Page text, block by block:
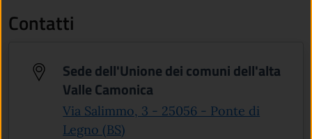
Contatti
Sede dell'Unione dei comuni dell'alta
Valle Camonica
Via Salimmo, 3 - 25056 - Ponte di
Legno (BS)